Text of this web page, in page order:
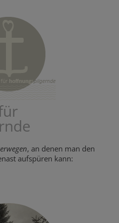
, an denen man den
aufspüren kann: